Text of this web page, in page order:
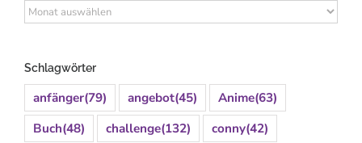
Archiv
Schlagwörter
anfänger(79) angebot(45) Anime(63)
Buch(48) challenge(132) conny(42)